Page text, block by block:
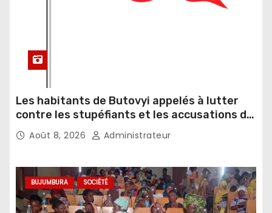
Les habitants de Butovyi appelés à lutter
contre les stupéfiants et les accusations de
sorcellerie
Août 8, 2026 Administrateur
BUJUMBURA SOCIÉTÉ